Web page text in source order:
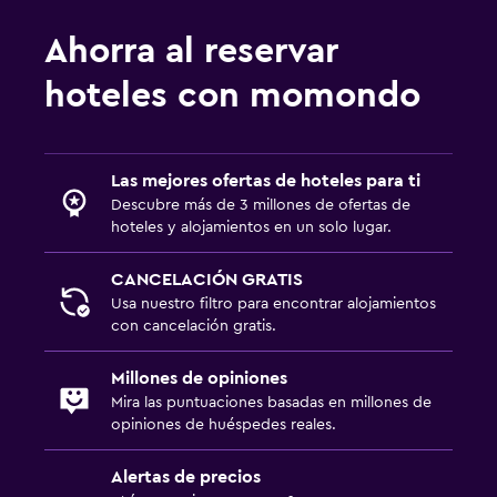
Ducha
Baño adicional
Papel higiénico
Ducha italiana
Servicios y facilidades
Centro de negocios
Renta de autos
Servicio de despertador
Cambio de divisas
Ahorra al reservar
hoteles con momondo
Las mejores ofertas de hoteles para ti
Descubre más de 3 millones de ofertas de
hoteles y alojamientos en un solo lugar.
CANCELACIÓN GRATIS
Usa nuestro filtro para encontrar alojamientos
con cancelación gratis.
Millones de opiniones
Mira las puntuaciones basadas en millones de
opiniones de huéspedes reales.
Alertas de precios